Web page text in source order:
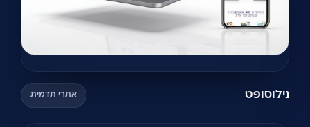
נילוסופט אתרי תדמית